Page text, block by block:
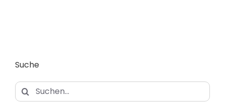
Suche
Suche
nach: